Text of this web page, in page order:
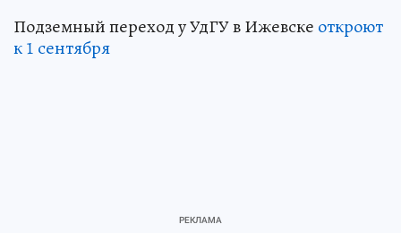
Подземный переход у УдГУ в Ижевске откроют
к 1 сентября